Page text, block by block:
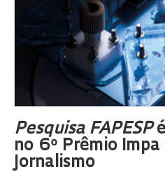
Pesquisa FAPESP
no 6º Prêmio Impa
Jornalismo